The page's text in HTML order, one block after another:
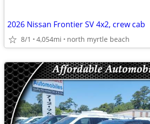
2026 Nissan Frontier SV 4x2, crew cab
8/1 4,054mi north myrtle beach